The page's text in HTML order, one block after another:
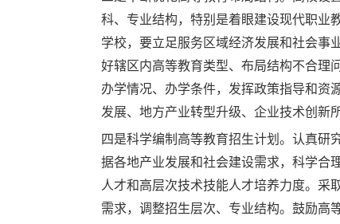
科、专业结构，特别是着眼建设现代职业
学校，要立足服务区域经济发展和社会事
好辖区内高等教育类型、布局结构不合理
办学情况、办学条件，发挥政策指导和资
发展、地方产业转型升级、企业技术创新
四是科学编制高等教育招生计划。认真研
据各地产业发展和社会建设需求，科学合
人才和高层次技术技能人才培养力度。采
需求，调整招生层次、专业结构。鼓励高